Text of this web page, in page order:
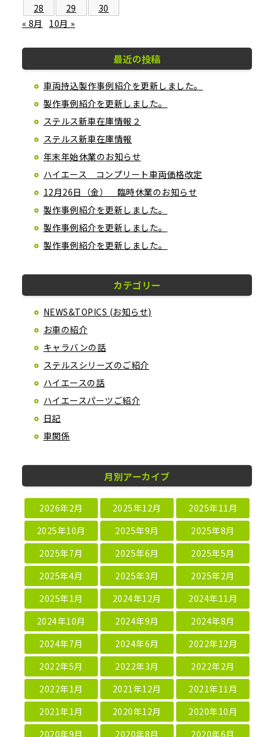
28
29
30
« 8月
10月 »
最近の投稿
車両持込製作事例紹介を更新しました。
製作事例紹介を更新しました。
ステルス新車在庫情報２
ステルス新車在庫情報
年末年始休業のお知らせ
ハイエース コンプリート車両価格改定
12月26日（金） 臨時休業のお知らせ
製作事例紹介を更新しました。
製作事例紹介を更新しました。
製作事例紹介を更新しました。
カテゴリー
NEWS&TOPICS (お知らせ)
お車の紹介
キャラバンの話
ステルスシリーズのご紹介
ハイエースの話
ハイエースパーツご紹介
日記
車関係
月別アーカイブ
2026年2月 2025年12月
2025年11月
2025年10月
2025年9月
2025年8月
2025年7月
2025年6月
2025年5月
2025年4月
2025年3月
2025年2月
2025年1月
2024年12月
2024年11月
2024年10月
2024年9月
2024年8月
2024年7月
2024年6月
2022年12月
2022年5月
2022年3月
2022年2月
2022年1月
2021年12月
2021年11月
2021年1月
2020年12月
2020年10月
2020年9月
2020年8月
2020年6月